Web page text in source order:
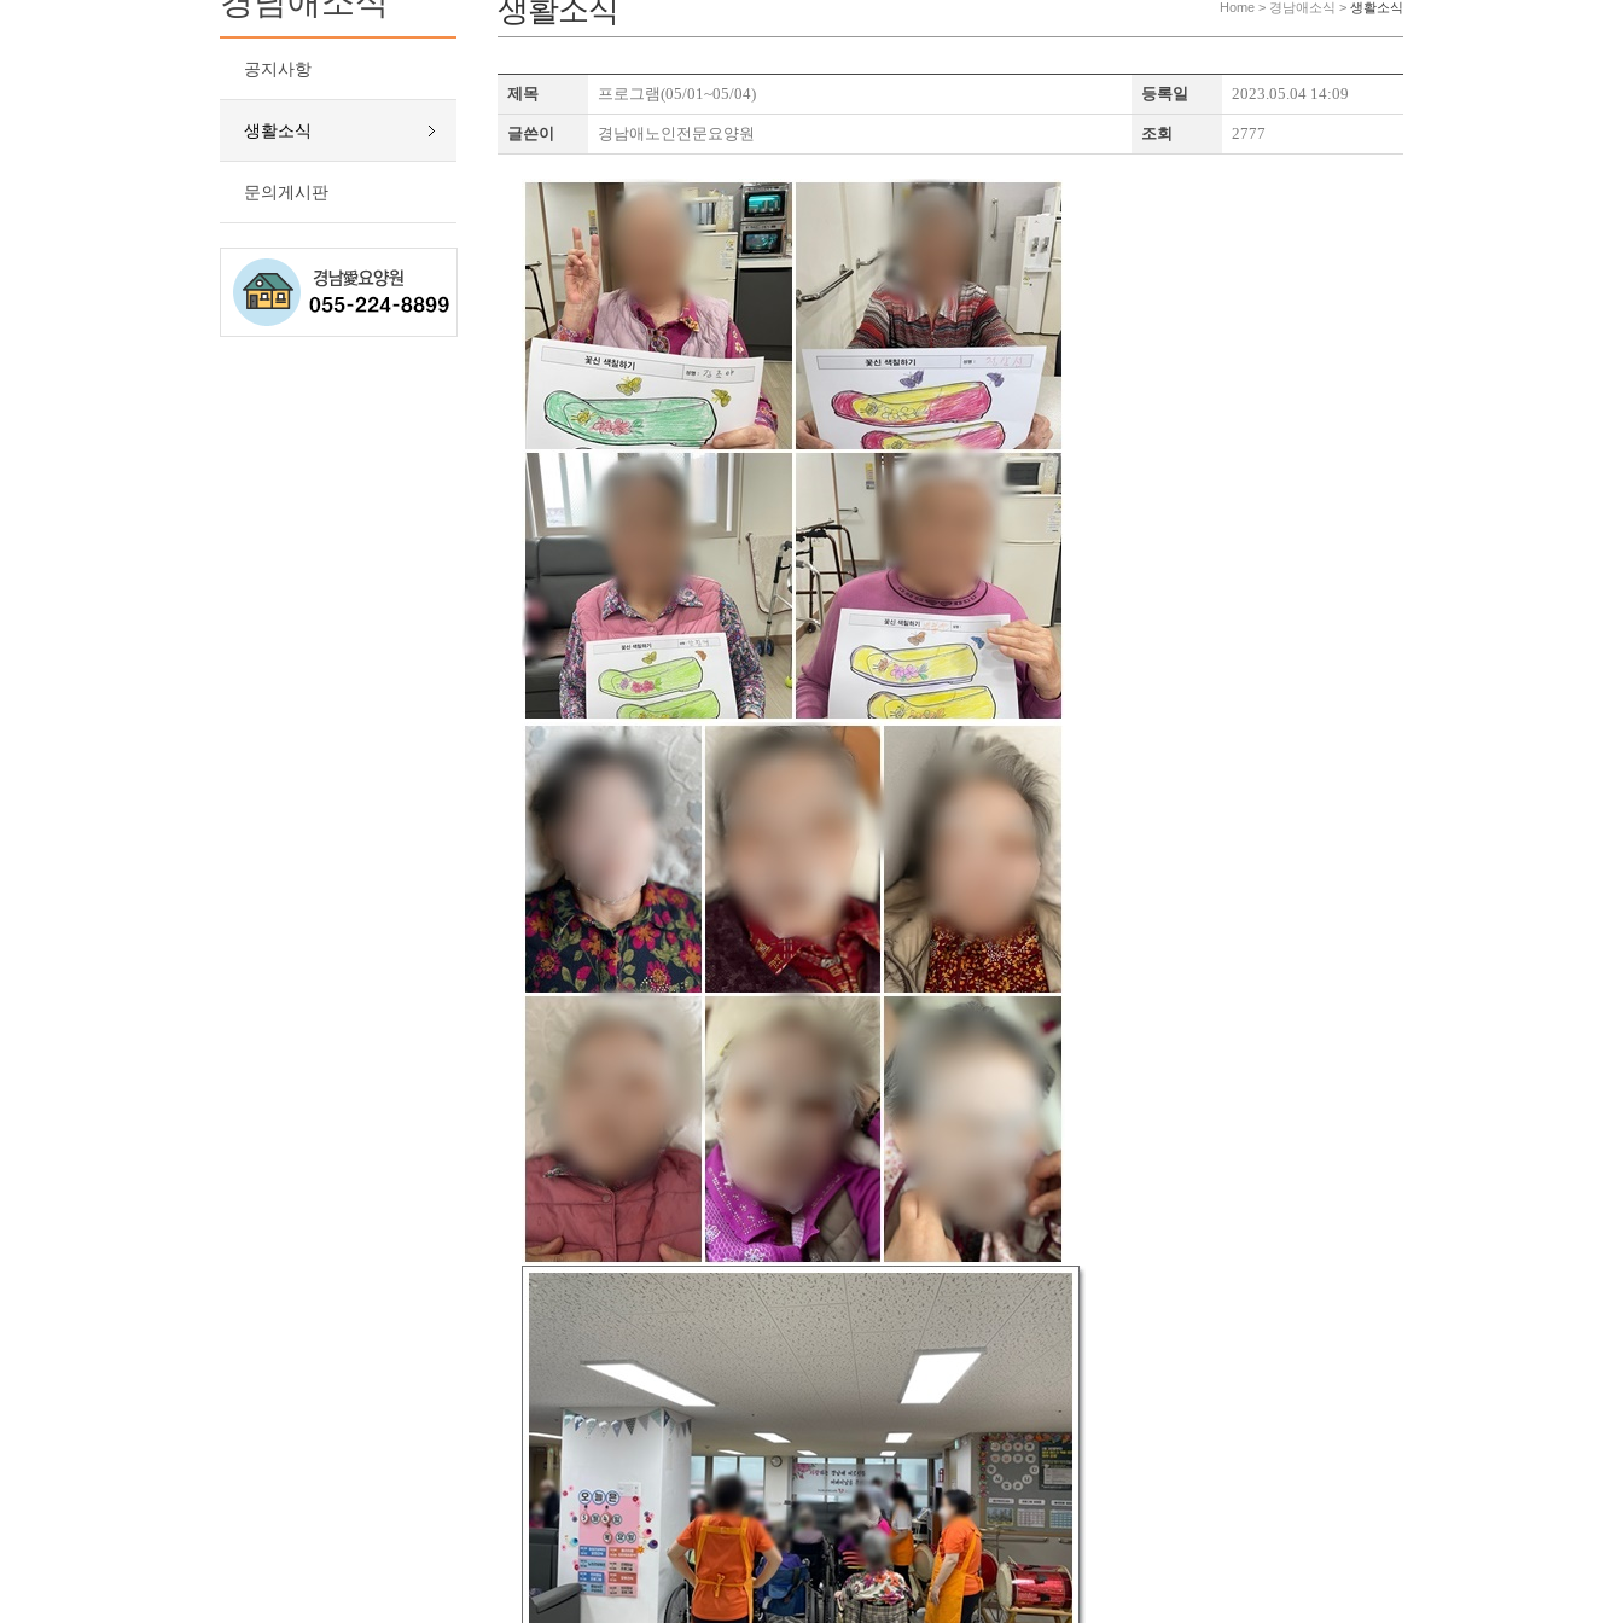
공지사항
생활소식
문의게시판
생활소식 Home > 경남애소식 > 생활소식
제목 프로그램(05/01~05/04) 등록일 2023.05.04 14:09
글쓴이 경남애노인전문요양원 조회 2777